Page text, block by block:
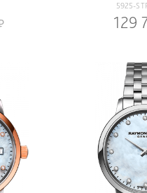
5925-
129